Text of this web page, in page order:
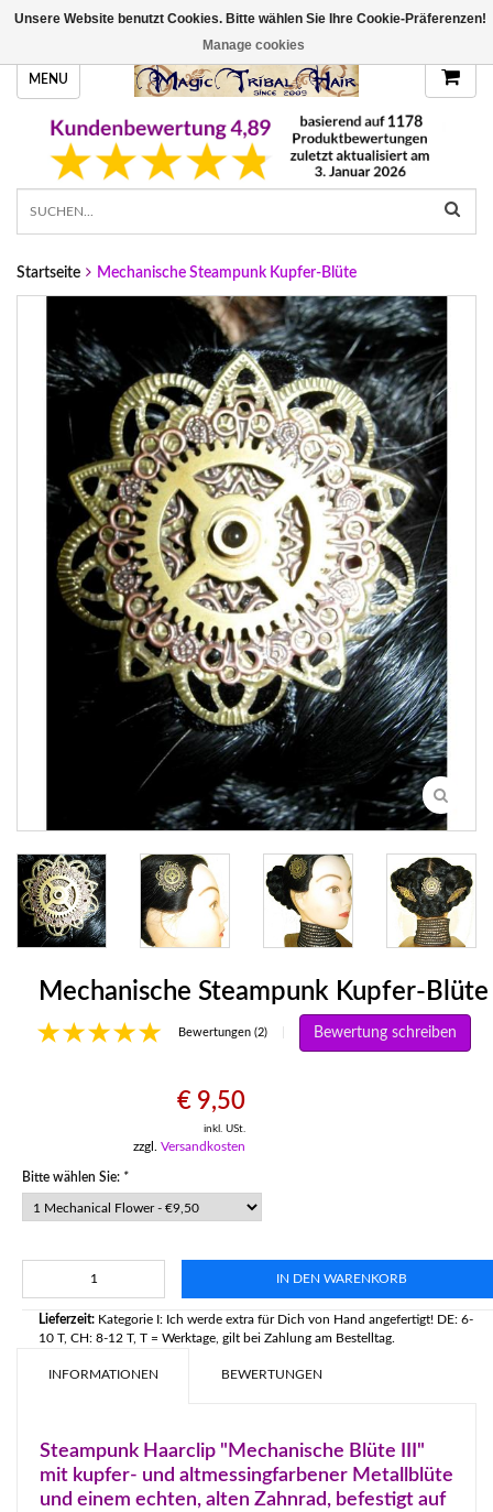
HANDGEFERTIGTE HAARTEILE, DEINE FARBE
MENU
Startseite Mechanische Steampunk Kupfer-Blüte
Mechanische Steampunk Kupfer-Blüte
Bewertungen (2) Bewertung schreiben
€ 9,50
inkl. USt.
zzgl. Versandkosten
Bitte wählen Sie: *
IN DEN WARENKORB
Lieferzeit: Kategorie I: Ich werde extra für Dich von Hand angefertigt! DE: 6-
10 T, CH: 8-12 T, T = Werktage, gilt bei Zahlung am Bestelltag.
INFORMATIONEN BEWERTUNGEN
Steampunk Haarclip "Mechanische Blüte III"
mit kupfer- und altmessingfarbener Metallblüte
und einem echten, alten Zahnrad, befestigt auf
Unsere Website benutzt Cookies. Bitte wählen Sie Ihre Cookie-Präferenzen!
Manage cookies